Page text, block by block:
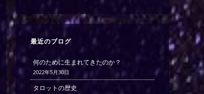
最近のブログ
何のために生まれてきたのか？
2022年5月30日
タロットの歴史